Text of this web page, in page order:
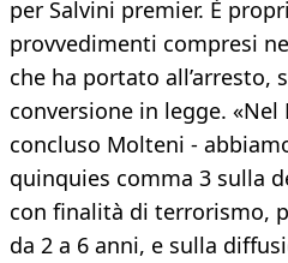
per Salvini premier. È
provvedimenti compresi
che ha portato all’arresto,
conversione in legge. «Nel
concluso Molteni -
quinquies comma 3 sulla
con finalità di terrorismo,
da 2 a 6 anni, e sulla